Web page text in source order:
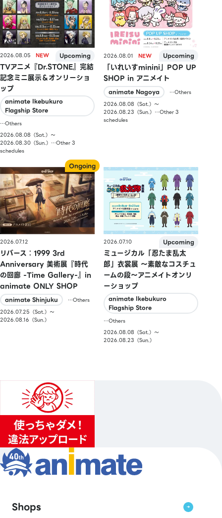
2026.08.05
TVアニメ『Dr.STONE』完結
記念ミニ展示＆オンリーショ
ップ
animate Ikebukuro
Flagship Store
…Others
2026.08.08（Sat.）〜
2026.08.30（Sun.）…Other 3
schedules
2026.08.01
「いれいすminini」POP UP
SHOP in アニメイト
animate Nagoya
…Others
2026.08.08（Sat.）〜
2026.08.23（Sun.）…Other 3
schedules
2026.07.12
リバース：1999 3rd
Anniversary 美術展『時代
の回廊 -Time Gallery-』in
animate ONLY SHOP
animate Shinjuku
…Others
2026.07.25（Sat.）〜
2026.08.16（Sun.）
2026.07.10
ミュージカル「忍たま乱太
郎」衣裳展 ～素敵なコスチュ
ームの段～アニメイトオンリ
ーショップ
animate Ikebukuro
Flagship Store
…Others
2026.08.08（Sat.）〜
2026.08.23（Sun.）
Shops